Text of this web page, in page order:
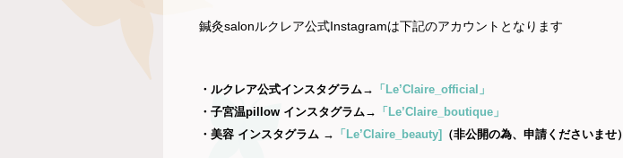
鍼灸salonルクレア公式Instagramは下記のアカウントとなります
・ルクレア公式インスタグラム→ 「Le’Claire_official」
・子宮温pillow インスタグラム→ 「Le’Claire_boutique」
・美容 インスタグラム → 「Le’Claire_beauty] （非公開の為、申請くださいませ）